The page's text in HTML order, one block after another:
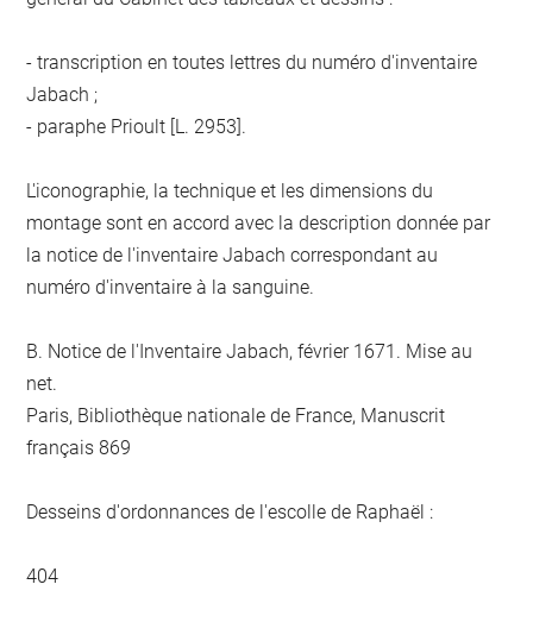
- transcription en toutes lettres du numéro d'inventaire
Jabach ;
- paraphe Prioult [L. 2953].
L'iconographie, la technique et les dimensions du
montage sont en accord avec la description donnée par
la notice de l'inventaire Jabach correspondant au
numéro d'inventaire à la sanguine.
B. Notice de l'Inventaire Jabach, février 1671. Mise au
net.
Paris, Bibliothèque nationale de France, Manuscrit
français 869
Desseins d'ordonnances de l'escolle de Raphaël :
404